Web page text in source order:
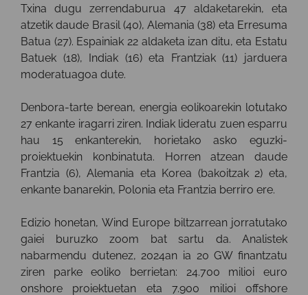
Txina dugu zerrendaburua 47 aldaketarekin, eta
atzetik daude Brasil (40), Alemania (38) eta Erresuma
Batua (27). Espainiak 22 aldaketa izan ditu, eta Estatu
Batuek (18), Indiak (16) eta Frantziak (11) jarduera
moderatuagoa dute.
Denbora-tarte berean, energia eolikoarekin lotutako
27 enkante iragarri ziren. Indiak lideratu zuen esparru
hau 15 enkanterekin, horietako asko eguzki-
proiektuekin konbinatuta. Horren atzean daude
Frantzia (6), Alemania eta Korea (bakoitzak 2) eta,
enkante banarekin, Polonia eta Frantzia berriro ere.
Edizio honetan, Wind Europe biltzarrean jorratutako
gaiei buruzko zoom bat sartu da. Analistek
nabarmendu dutenez, 2024an ia 20 GW finantzatu
ziren parke eoliko berrietan: 24.700 milioi euro
onshore proiektuetan eta 7.900 milioi offshore